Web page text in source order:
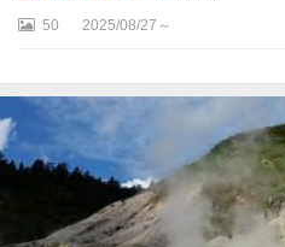
50 2025/08/27～